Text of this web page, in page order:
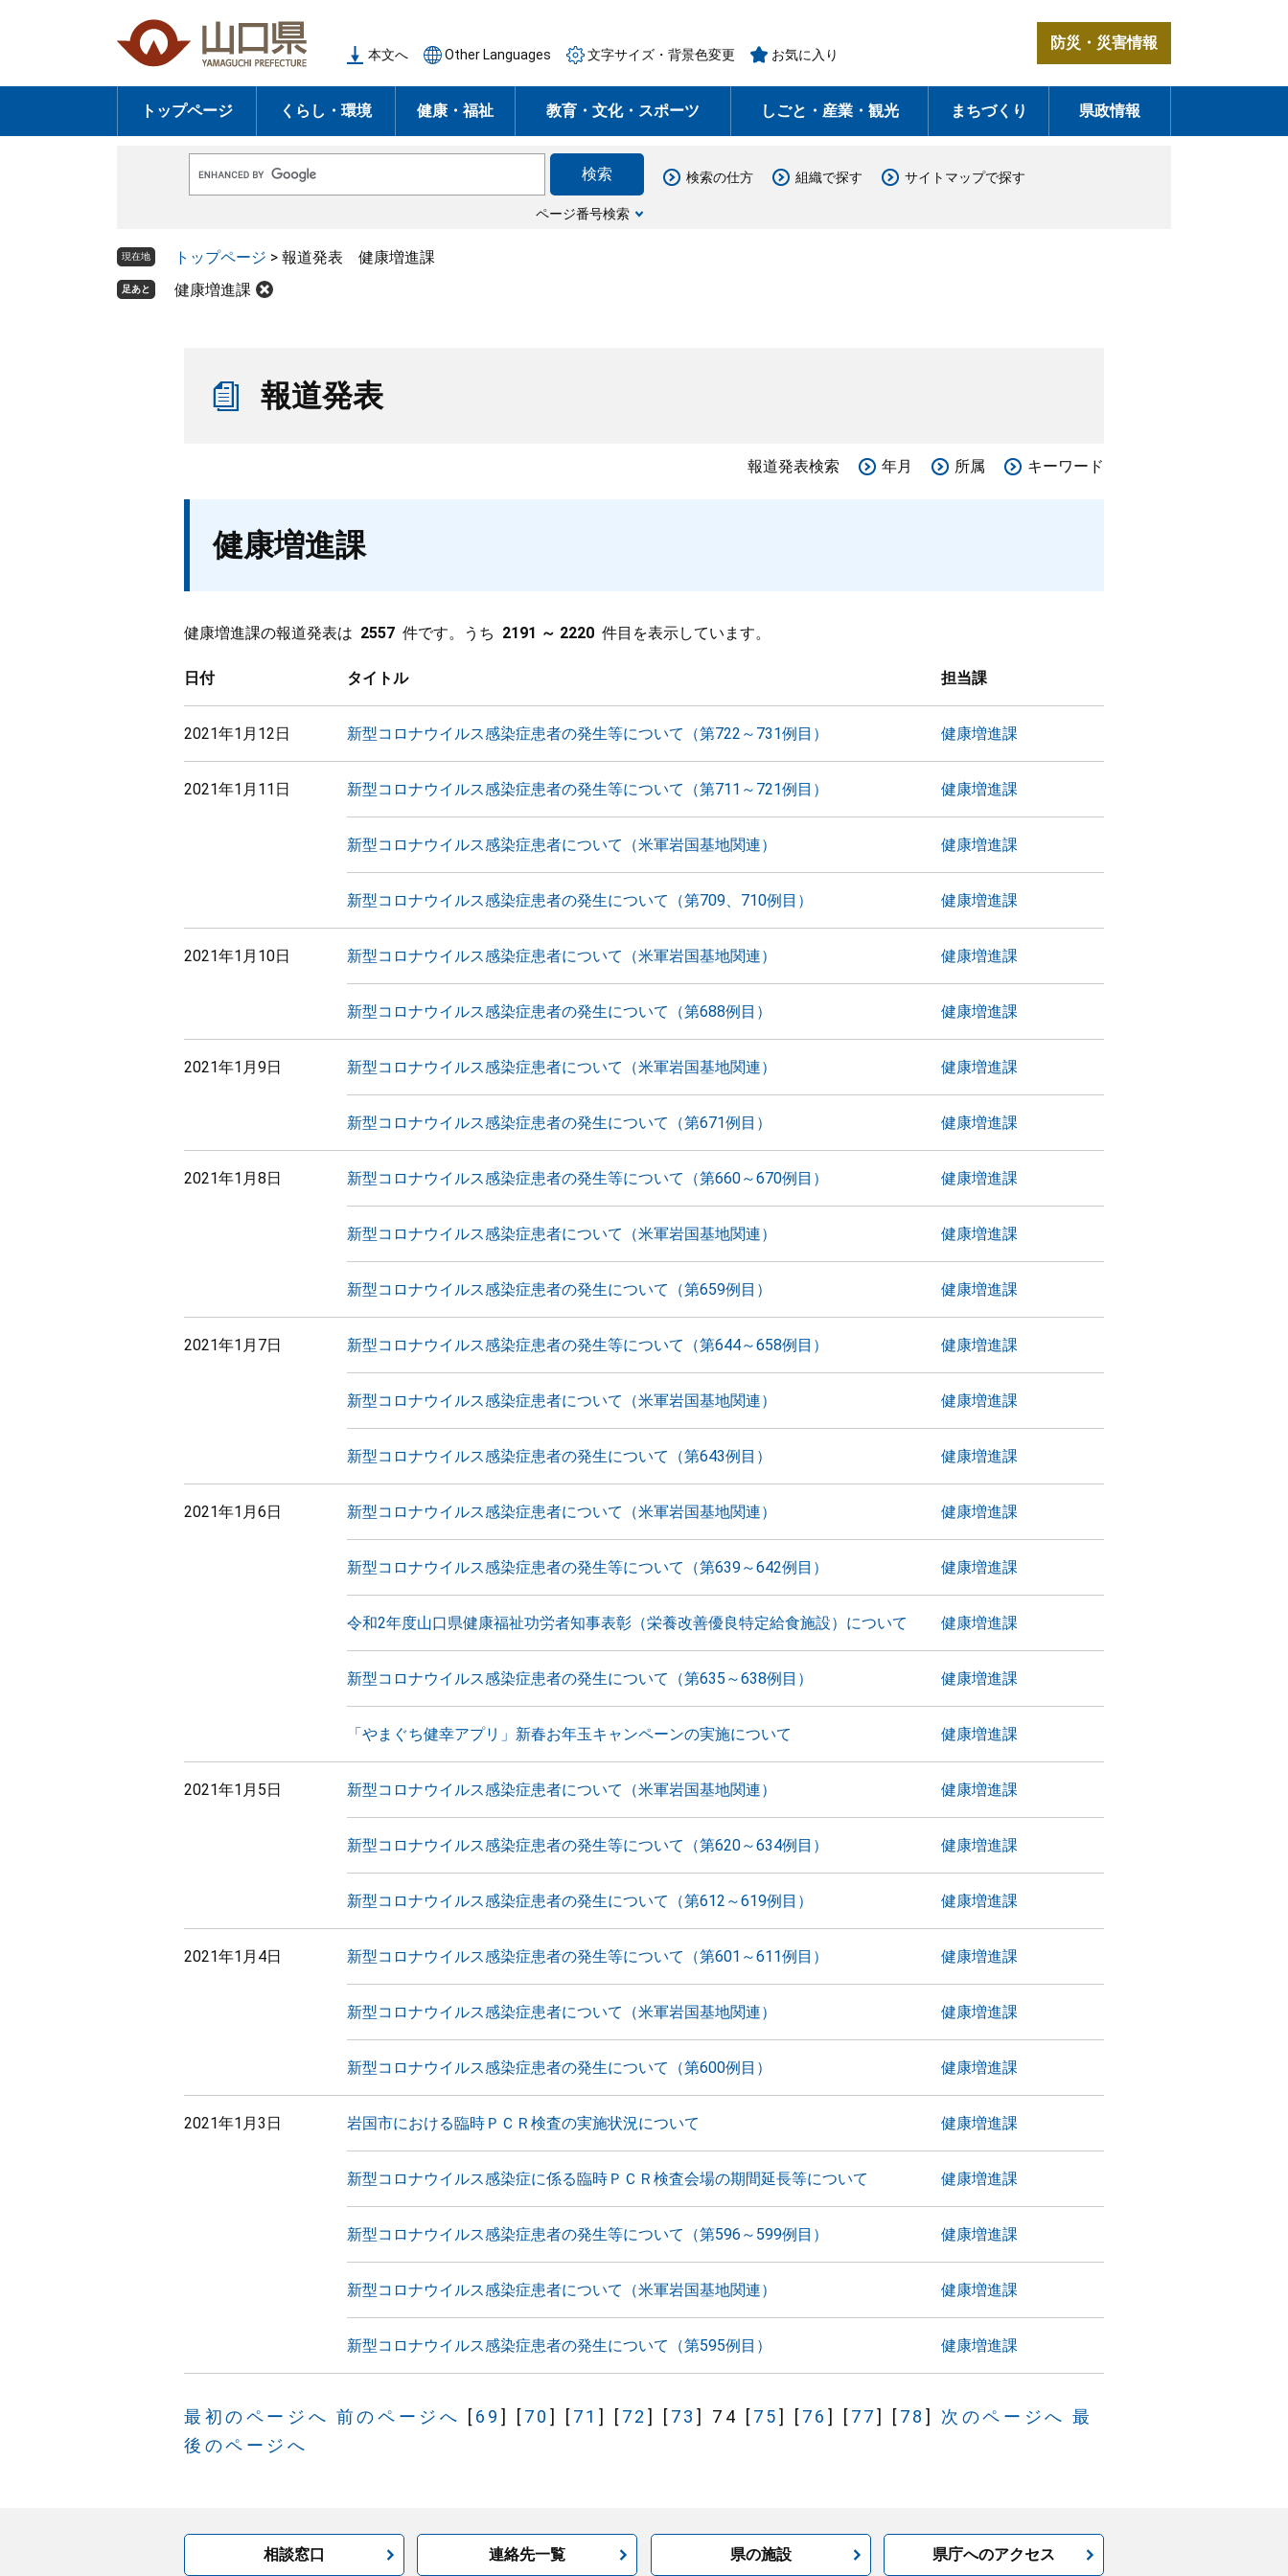
の
頭
ー
飛
本文へ Other Languages 文字サイズ・背景色変更 お気に入り
防災・災害情報
トップページ くらし・環境 健康・福祉 教育・文化・スポーツ しごと・産業・観光 まちづくり 県政情報
o
e
ス
ページ番号検索
検索の仕方 組織で探す サイトマップで探す
現在地 トップページ > 報道発表 健康増進課
足あと 健康増進課
報道発表
報道発表検索 年月 所属 キーワード
健康増進課
健康増進課の報道発表は 2557 件です。うち 2191 ～ 2220 件目を表示しています。
日付 タイトル 担当課
2021年1月12日 新型コロナウイルス感染症患者の発生等について（第722～731例目） 健康増進課
2021年1月11日 新型コロナウイルス感染症患者の発生等について（第711～721例目） 健康増進課
新型コロナウイルス感染症患者について（米軍岩国基地関連） 健康増進課
新型コロナウイルス感染症患者の発生について（第709、710例目） 健康増進課
2021年1月10日 新型コロナウイルス感染症患者について（米軍岩国基地関連） 健康増進課
新型コロナウイルス感染症患者の発生について（第688例目） 健康増進課
2021年1月9日 新型コロナウイルス感染症患者について（米軍岩国基地関連） 健康増進課
新型コロナウイルス感染症患者の発生について（第671例目） 健康増進課
2021年1月8日 新型コロナウイルス感染症患者の発生等について（第660～670例目） 健康増進課
新型コロナウイルス感染症患者について（米軍岩国基地関連） 健康増進課
新型コロナウイルス感染症患者の発生について（第659例目） 健康増進課
2021年1月7日 新型コロナウイルス感染症患者の発生等について（第644～658例目） 健康増進課
新型コロナウイルス感染症患者について（米軍岩国基地関連） 健康増進課
新型コロナウイルス感染症患者の発生について（第643例目） 健康増進課
2021年1月6日 新型コロナウイルス感染症患者について（米軍岩国基地関連） 健康増進課
新型コロナウイルス感染症患者の発生等について（第639～642例目） 健康増進課
令和2年度山口県健康福祉功労者知事表彰（栄養改善優良特定給食施設）について 健康増進課
新型コロナウイルス感染症患者の発生について（第635～638例目） 健康増進課
「やまぐち健幸アプリ」新春お年玉キャンペーンの実施について 健康増進課
2021年1月5日 新型コロナウイルス感染症患者について（米軍岩国基地関連） 健康増進課
新型コロナウイルス感染症患者の発生等について（第620～634例目） 健康増進課
新型コロナウイルス感染症患者の発生について（第612～619例目） 健康増進課
2021年1月4日 新型コロナウイルス感染症患者の発生等について（第601～611例目） 健康増進課
新型コロナウイルス感染症患者について（米軍岩国基地関連） 健康増進課
新型コロナウイルス感染症患者の発生について（第600例目） 健康増進課
2021年1月3日 岩国市における臨時ＰＣＲ検査の実施状況について 健康増進課
新型コロナウイルス感染症に係る臨時ＰＣＲ検査会場の期間延長等について 健康増進課
新型コロナウイルス感染症患者の発生等について（第596～599例目） 健康増進課
新型コロナウイルス感染症患者について（米軍岩国基地関連） 健康増進課
新型コロナウイルス感染症患者の発生について（第595例目） 健康増進課
最初のページへ 前のページへ [ 69 ] [ 70 ] [ 71 ] [ 72 ] [ 73 ] 74 [ 75] [ 76 ] [ 77] [ 78 ] 次のページへ 最
後のページへ
相談窓口 連絡先一覧 県の施設 県庁へのアクセス